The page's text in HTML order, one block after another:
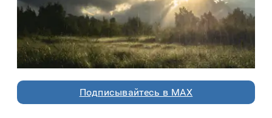
Подписывайтесь в MAX